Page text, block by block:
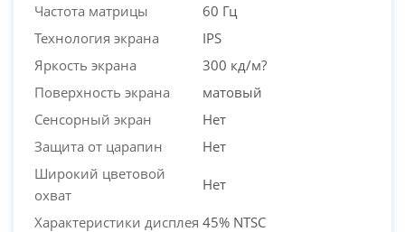
Частота матрицы
60 Гц
Технология экрана
IPS
Яркость экрана
300 кд/м?
Поверхность экрана
матовый
Сенсорный экран
Нет
Защита от царапин
Нет
Широкий цветовой
охват
Нет
Характеристики дисплея 45% NTSC